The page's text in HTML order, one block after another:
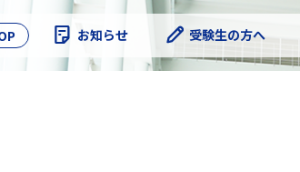
お知らせ 受験生の方へ